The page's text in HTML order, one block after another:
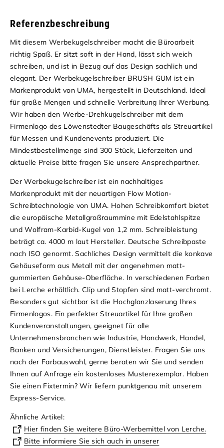
Referenzbeschreibung
Mit diesem Werbekugelschreiber macht die Büroarbeit
richtig Spaß. Er sitzt soft in der Hand, lässt sich weich
schreiben, und ist in Bezug auf das Design sachlich und
elegant. Der Werbekugelschreiber BRUSH GUM ist ein
Markenprodukt von UMA, hergestellt in Deutschland. Ideal
für große Mengen und schnelle Verbreitung Ihrer Werbung.
Wir haben den Werbe-Drehkugelschreiber mit dem
Firmenlogo des Löwenstedter Baugeschäfts als Streuartikel
für Messen und Kundenevents produziert. Die
Mindestbestellmenge sind 300 Stück, Lieferzeiten und
aktuelle Preise bitte fragen Sie unsere Ansprechpartner.
Der Werbekugelschreiber ist ein nachhaltiges
Markenprodukt mit der neuartigen Flow Motion-
Schreibtechnologie von UMA. Hohen Schreibkomfort bietet
die europäische Metallgroßraummine mit Edelstahlspitze
und Wolfram-Karbid-Kugel von 1,2 mm. Schreibleistung
beträgt ca. 4000 m laut Hersteller. Deutsche Schreibpaste
nach ISO genormt. Sachliches Design vermittelt die konkave
Gehäuseform aus Metall mit der angenehmen matt-
gummierten Gehäuse-Oberfläche. In verschiedenen Farben
bei Lerche erhältlich. Clip und Stopfen sind matt-verchromt.
Besonders gut sichtbar ist die Hochglanzlaserung Ihres
Firmenlogos. Ein perfekter Streuartikel für Ihre großen
Kundenveranstaltungen, geeignet für alle
Unternehmensbranchen wie Industrie, Handwerk, Handel,
Banken und Versicherungen, Dienstleister. Fragen Sie uns
nach der Farbauswahl, gerne beraten wir Sie und senden
Ihnen auf Anfrage ein kostenloses Musterexemplar. Haben
Sie einen Fixtermin? Wir liefern punktgenau mit unserem
Express-Service.
Ähnliche Artikel:
Hier finden Sie weitere Büro-Werbemittel von Lerche.
Bitte informiere Sie sich auch in unserer